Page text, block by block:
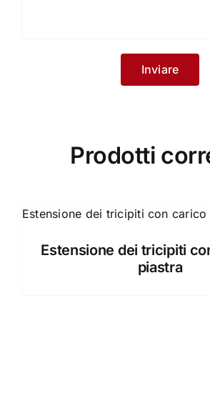
Prodotti
Estensione dei tricipiti
piastra